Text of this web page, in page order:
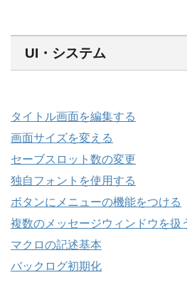
UI・システム
タイトル画面を編集する
画面サイズを変える
セーブスロット数の変更
独自フォントを使用する
ボタンにメニューの機能をつける
複数のメッセージウィンドウを扱
マクロの記述基本
バックログ初期化